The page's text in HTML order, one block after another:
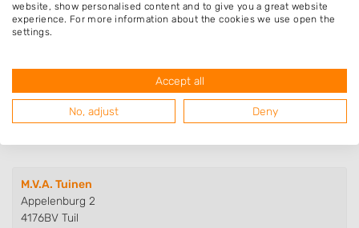
Op 4,52 km afstand
Dokter van Wieringenstraat 32
4181BW Waardenburg
Op 4,97 km afstand
M.V.A. Tuinen
Appelenburg 2
4176BV Tuil
website, show personalised content and to give you a great website
experience. For more information about the cookies we use open the
settings.
Accept all
No, adjust Deny